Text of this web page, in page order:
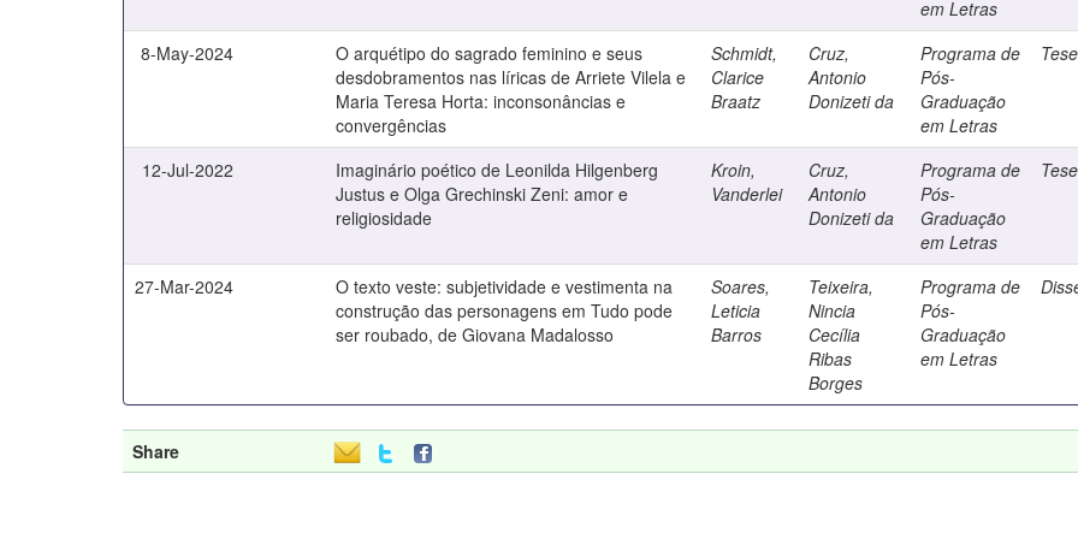
em Letras
8-May-2024
O arquétipo do sagrado feminino e seus
desdobramentos nas líricas de Arriete Vilela e
Maria Teresa Horta: inconsonâncias e
convergências
Schmidt,
Clarice
Braatz
Cruz,
Antonio
Donizeti da
Programa de
Pós-
Graduação
em Letras
Tese
12-Jul-2022
Imaginário poético de Leonilda Hilgenberg
Justus e Olga Grechinski Zeni: amor e
religiosidade
Kroin,
Vanderlei
Cruz,
Antonio
Donizeti da
Programa de
Pós-
Graduação
em Letras
Tese
27-Mar-2024
O texto veste: subjetividade e vestimenta na
construção das personagens em Tudo pode
ser roubado, de Giovana Madalosso
Soares,
Leticia
Barros
Teixeira,
Nincia
Cecília
Ribas
Borges
Programa de
Pós-
Graduação
em Letras
Share